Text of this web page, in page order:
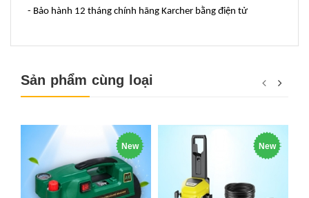
- Bảo hành 12 tháng chính hãng Karcher bằng điện tử
Sản phẩm cùng loại
New New